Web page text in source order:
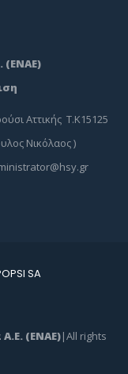
(ΕΝΑΕ)
Αττικής Τ.Κ15125
Νικόλαος )
SA
(ΕΝΑΕ)|All rights